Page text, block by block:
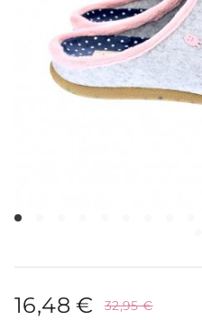
16,48 € 32,95 €